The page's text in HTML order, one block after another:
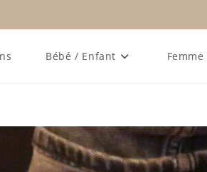
Bébé / Enfant Femme